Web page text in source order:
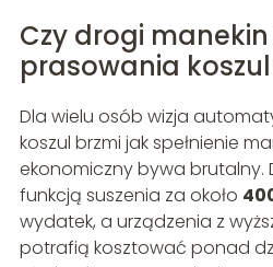
Czy drogi
prasowania koszul
Dla wielu osób wizja
koszul brzmi jak spełnienie
ekonomiczny bywa brutalny.
funkcją suszenia za około
wydatek, a urządzenia z
potrafią kosztować ponad